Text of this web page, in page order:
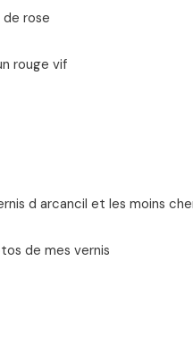
rose
rouge vif
d arcancil et les moins
de mes vernis